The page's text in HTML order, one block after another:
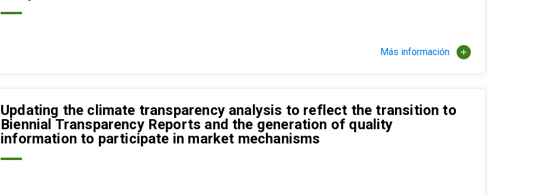
Más información add
Updating the climate transparency analysis to reflect the transition to
Biennial Transparency Reports and the generation of quality
information to participate in market mechanisms